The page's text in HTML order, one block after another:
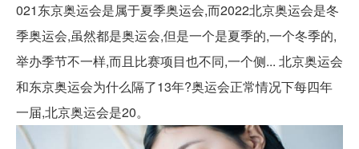
021东京奥运会是属于夏季奥运会,而2022北京奥运会是冬
季奥运会,虽然都是奥运会,但是一个是夏季的,一个冬季的,
举办季节不一样,而且比赛项目也不同,一个侧... 北京奥运会
和东京奥运会为什么隔了13年?奥运会正常情况下每四年
一届,北京奥运会是20。